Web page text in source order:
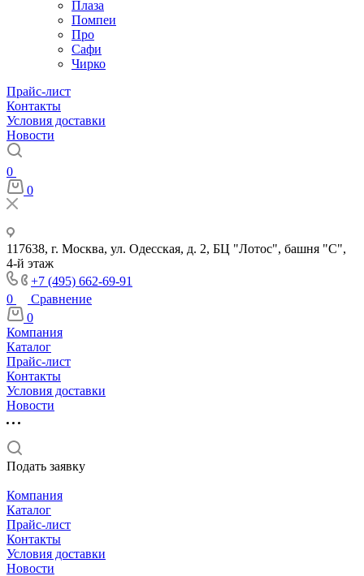
Плаза
Помпеи
Про
Сафи
Чирко
Прайс-лист
Контакты
Условия доставки
Новости
0
0
117638, г. Москва, ул. Одесская, д. 2, БЦ "Лотос", башня "С",
4-й этаж
+7 (495) 662-69-91
0
Сравнение
0
Компания
Каталог
Прайс-лист
Контакты
Условия доставки
Новости
Подать заявку
Компания
Каталог
Прайс-лист
Контакты
Условия доставки
Новости